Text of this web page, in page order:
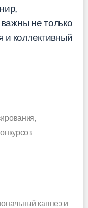
не только
и коллективный
каппер и